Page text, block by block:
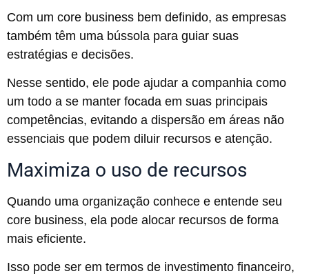
Com um core business bem definido, as empresas
também têm uma bússola para guiar suas
estratégias e decisões.
Nesse sentido, ele pode ajudar a companhia como
um todo a se manter focada em suas principais
competências, evitando a dispersão em áreas não
essenciais que podem diluir recursos e atenção.
Maximiza o uso de recursos
Quando uma organização conhece e entende seu
core business, ela pode alocar recursos de forma
mais eficiente.
Isso pode ser em termos de investimento financeiro,